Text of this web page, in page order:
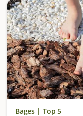
Bages | Top 5